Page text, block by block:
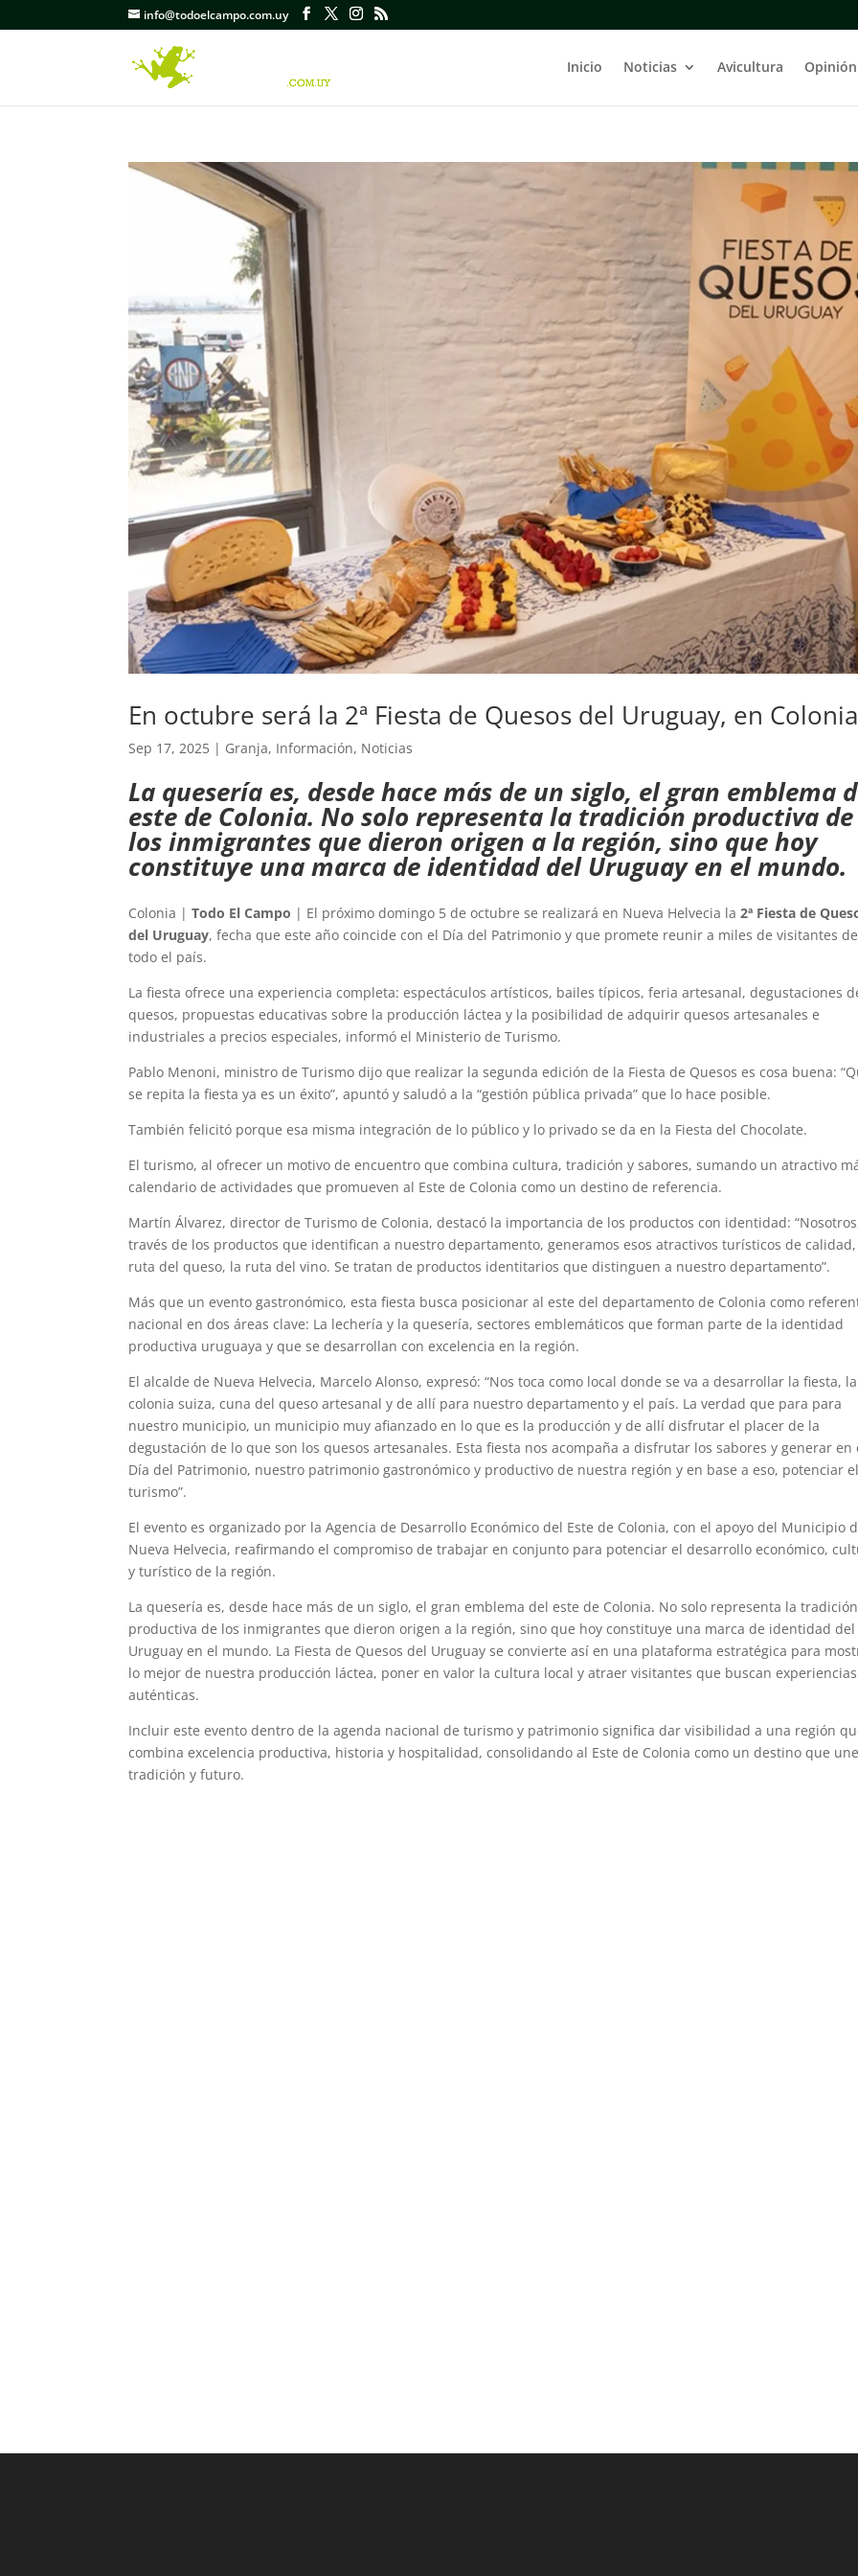
info@todoelcampo.com.uy
Inicio Noticias Avicultura Opinión
En octubre será la 2ª Fiesta de Quesos del Uruguay, en
Sep 17, 2025 | Granja, Información, Noticias
La quesería es, desde hace más de un siglo, el gran emblema
este de Colonia. No solo representa la tradición productiva de
los inmigrantes que dieron origen a la región, sino que hoy
constituye una marca de identidad del Uruguay en el mundo.
Colonia |Todo El Campo | El próximo domingo 5 de octubre se realizará en Nueva Helvecia la2ª Fiesta de
del Uruguay, fecha que este año coincide con el Día del Patrimonio y que promete reunir a miles de visitantes de
todo el país.
La fiesta ofrece una experiencia completa: espectáculos artísticos, bailes típicos, feria artesanal, degustaciones
quesos, propuestas educativas sobre la producción láctea y la posibilidad de adquirir quesos artesanales e
industriales a precios especiales, informó el Ministerio de Turismo.
Pablo Menoni, ministro de Turismo dijo que realizar la segunda edición de la Fiesta de Quesos es cosa buena:
se repita la fiesta ya es un éxito”, apuntó y saludó a la “gestión pública privada” que lo hace posible.
También felicitó porque esa misma integración de lo público y lo privado se da en la Fiesta del Chocolate.
El turismo, al ofrecer un motivo de encuentro que combina cultura, tradición y sabores, sumando un atractivo
calendario de actividades que promueven al Este de Colonia como un destino de referencia.
Martín Álvarez, director de Turismo de Colonia, destacó la importancia de los productos con identidad:
través de los productos que identifican a nuestro departamento, generamos esos atractivos turísticos de
ruta del queso, la ruta del vino. Se tratan de productos identitarios que distinguen a nuestro departamento”.
Más que un evento gastronómico, esta fiesta busca posicionar al este del departamento de Colonia como
nacional en dos áreas clave: La lechería y la quesería, sectores emblemáticos que forman parte de la identidad
productiva uruguaya y que se desarrollan con excelencia en la región.
El alcalde de Nueva Helvecia, Marcelo Alonso, expresó: “Nos toca como local donde se va a desarrollar la fiesta, la
colonia suiza, cuna del queso artesanal y de allí para nuestro departamento y el país. La verdad que para para
nuestro municipio, un municipio muy afianzado en lo que es la producción y de allí disfrutar el placer de la
degustación de lo que son los quesos artesanales. Esta fiesta nos acompaña a disfrutar los sabores y generar en
Día del Patrimonio, nuestro patrimonio gastronómico y productivo de nuestra región y en base a eso, potenciar
turismo”.
El evento es organizado por la Agencia de Desarrollo Económico del Este de Colonia, con el apoyo del Municipio
Nueva Helvecia, reafirmando el compromiso de trabajar en conjunto para potenciar el desarrollo económico,
y turístico de la región.
La quesería es, desde hace más de un siglo, el gran emblema del este de Colonia. No solo representa la tradición
productiva de los inmigrantes que dieron origen a la región, sino que hoy constituye una marca de identidad del
Uruguay en el mundo. La Fiesta de Quesos del Uruguay se convierte así en una plataforma estratégica para
lo mejor de nuestra producción láctea, poner en valor la cultura local y atraer visitantes que buscan experiencias
auténticas.
Incluir este evento dentro de la agenda nacional de turismo y patrimonio significa dar visibilidad a una región
combina excelencia productiva, historia y hospitalidad, consolidando al Este de Colonia como un destino que
tradición y futuro.